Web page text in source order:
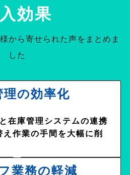
効果
から寄せられた声をまとめま
した
理の効率化
在庫管理システムの連携
作業の手間を大幅に削
業務の軽減